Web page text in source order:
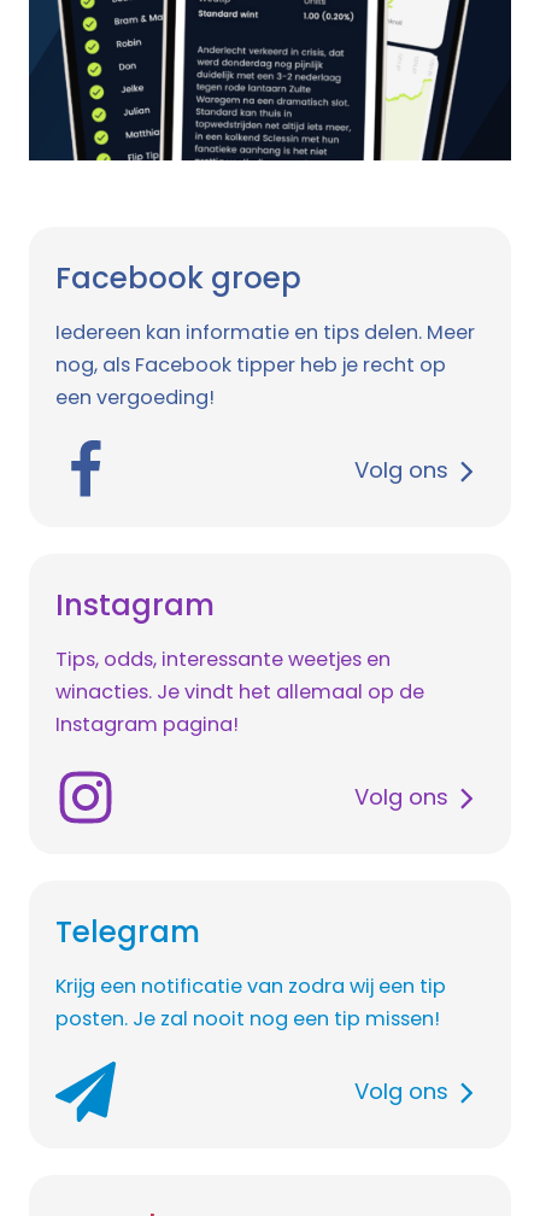
Facebook groep
Iedereen kan informatie en tips delen. Meer
nog, als Facebook tipper heb je recht op
een vergoeding!
Volg ons
Instagram
Tips, odds, interessante weetjes en
winacties. Je vindt het allemaal op de
Instagram pagina!
Volg ons
Telegram
Krijg een notificatie van zodra wij een tip
posten. Je zal nooit nog een tip missen!
Volg ons